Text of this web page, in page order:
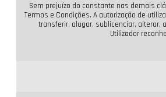
Sem prejuízo do constante nas demais
Termos e Condições. A autorização de
transferir, alugar, sublicenciar, alterar,
Utilizador